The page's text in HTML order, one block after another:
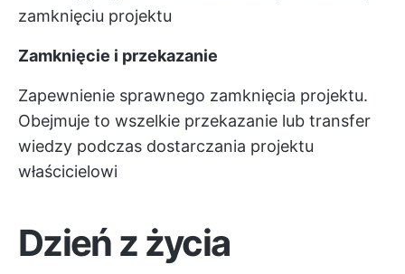
zamknięciu projektu
Zamknięcie i przekazanie
Zapewnienie sprawnego zamknięcia projektu.
Obejmuje to wszelkie przekazanie lub transfer
wiedzy podczas dostarczania projektu
właścicielowi
Dzień z życia